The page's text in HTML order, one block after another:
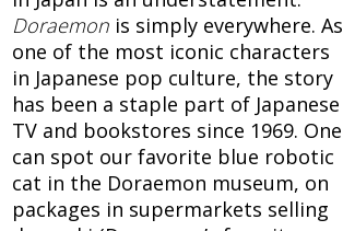
Doraemon is simply everywhere. As
one of the most iconic characters
in Japanese pop culture, the story
has been a staple part of Japanese
TV and bookstores since 1969. One
can spot our favorite blue robotic
cat in the Doraemon museum, on
packages in supermarkets selling